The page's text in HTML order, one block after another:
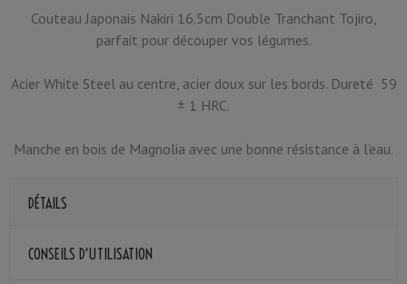
Couteau Japonais Nakiri 16.5cm Double Tranchant Tojiro,
parfait pour découper vos légumes.
Acier White Steel au centre, acier doux sur les bords. Dureté 59
± 1 HRC.
Manche en bois de Magnolia avec une bonne résistance à l’eau.
DÉTAILS
CONSEILS D'UTILISATION